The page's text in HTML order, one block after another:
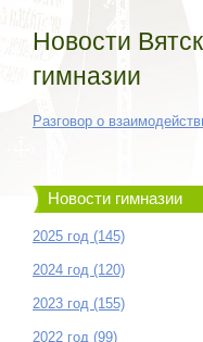
Новости
гимназии
Разговор о
Новости гимназии
2025 год (145)
2024 год (120)
2023 год (155)
2022 год (99)